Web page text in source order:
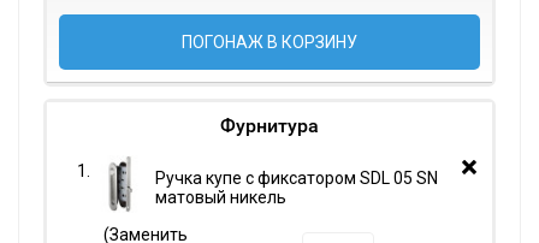
ПОГОНАЖ В КОРЗИНУ
Фурнитура
Ручка купе с фиксатором SDL 05 SN
матовый никель